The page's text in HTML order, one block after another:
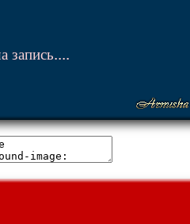
запись....